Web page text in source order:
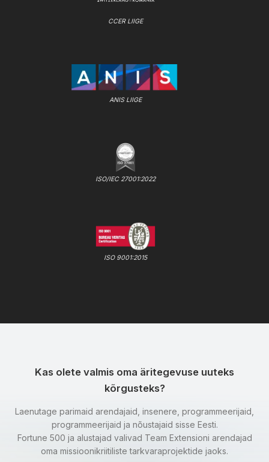
CCER LIIGE
ANIS LIIGE
ISO/IEC 27001:2022
ISO 9001:2015
Kas olete valmis oma äritegevuse uuteks
kõrgusteks?
Laenutage parimaid arendajaid, insenere, programmeerijaid,
programmeerijaid ja nõustajaid sisse Eesti.
Fortune 500 ja alustajad valivad Team Extensioni arendajad
oma missioonikriitiliste tarkvaraprojektide jaoks.